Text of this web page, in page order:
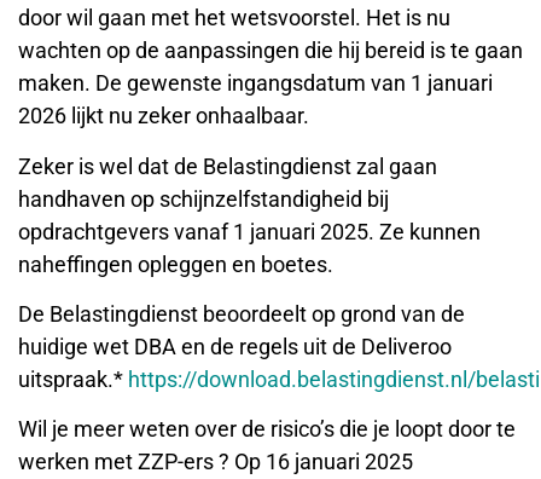
door wil gaan met het wetsvoorstel. Het is nu
wachten op de aanpassingen die hij bereid is te gaan
maken. De gewenste ingangsdatum van 1 januari
2026 lijkt nu zeker onhaalbaar.
Zeker is wel dat de Belastingdienst zal gaan
handhaven op schijnzelfstandigheid bij
opdrachtgevers vanaf 1 januari 2025. Ze kunnen
naheffingen opleggen en boetes.
De Belastingdienst beoordeelt op grond van de
huidige wet DBA en de regels uit de Deliveroo
uitspraak.* https://download.belastingdienst.nl/
Wil je meer weten over de risico’s die je loopt door te
werken met ZZP-ers ? Op 16 januari 2025